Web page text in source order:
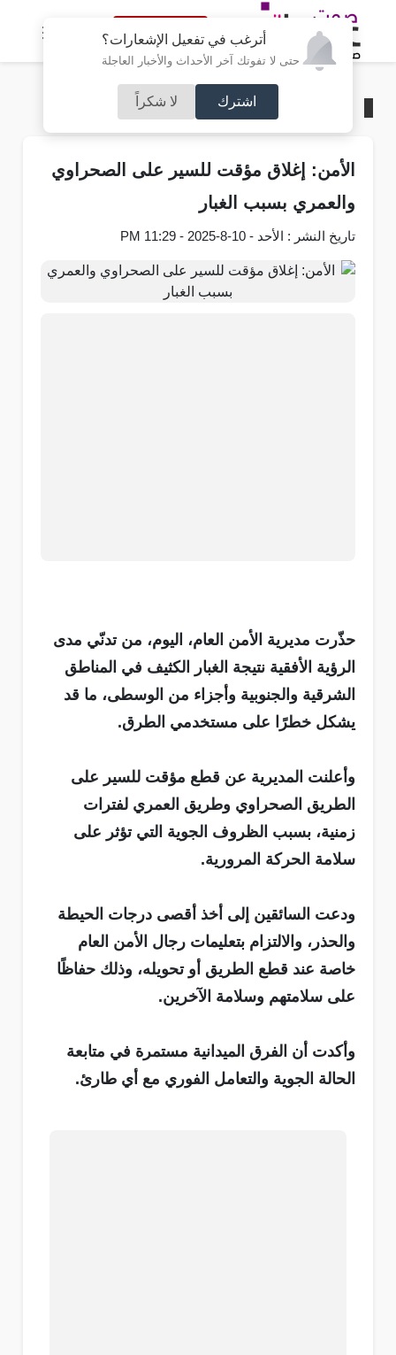
أترغب في تفعيل الإشعارات؟
حتى لا تفوتك آخر الأحداث والأخبار العاجلة
اشترك لا شكراً
النسخة الكاملة
محليات
الأمن: إغلاق مؤقت للسير على الصحراوي
والعمري بسبب الغبار
تاريخ النشر : الأحد - 10-8-2025 - 11:29 PM
حذّرت مديرية الأمن العام، اليوم، من تدنّي مدى
الرؤية الأفقية نتيجة الغبار الكثيف في المناطق
الشرقية والجنوبية وأجزاء من الوسطى، ما قد
يشكل خطرًا على مستخدمي الطرق.
وأعلنت المديرية عن قطع مؤقت للسير على
الطريق الصحراوي وطريق العمري لفترات
زمنية، بسبب الظروف الجوية التي تؤثر على
سلامة الحركة المرورية.
ودعت السائقين إلى أخذ أقصى درجات الحيطة
والحذر، والالتزام بتعليمات رجال الأمن العام
خاصة عند قطع الطريق أو تحويله، وذلك حفاظًا
على سلامتهم وسلامة الآخرين.
وأكدت أن الفرق الميدانية مستمرة في متابعة
الحالة الجوية والتعامل الفوري مع أي طارئ.